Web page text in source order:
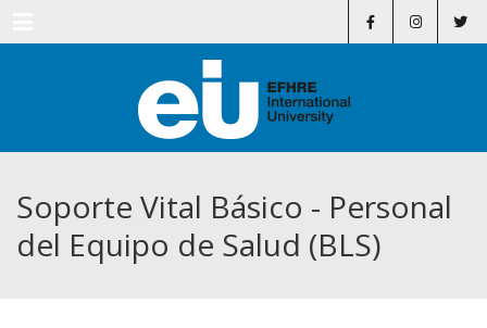
Soporte Vital Básico - Personal
del Equipo de Salud (BLS)